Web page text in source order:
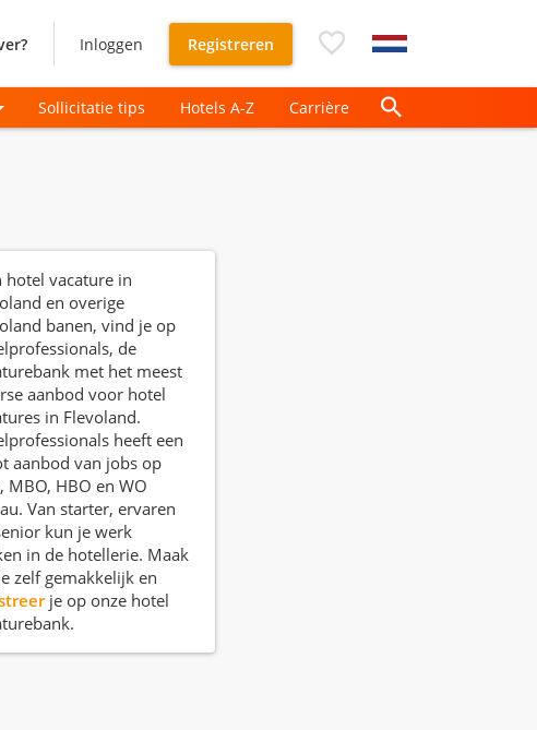
Inloggen Registreren
Sollicitatie tips Hotels A-Z Carrière
hotel vacature in
en overige
banen, vind je op
de
met het meest
aanbod voor hotel
in Flevoland.
heeft een
aanbod van jobs op
MBO, HBO en WO
Van starter, ervaren
kun je werk
in de hotellerie. Maak
zelf gemakkelijk en
je op onze hotel